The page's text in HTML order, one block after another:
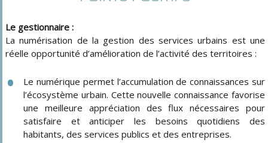
Le gestionnaire :
La numérisation de la gestion des services urbains est une
réelle opportunité d’amélioration de l’activité des territoires :
Le numérique permet l’accumulation de connaissances sur
l’écosystème urbain. Cette nouvelle connaissance favorise
une meilleure appréciation des flux nécessaires pour
satisfaire et anticiper les besoins quotidiens des
habitants, des services publics et des entreprises.